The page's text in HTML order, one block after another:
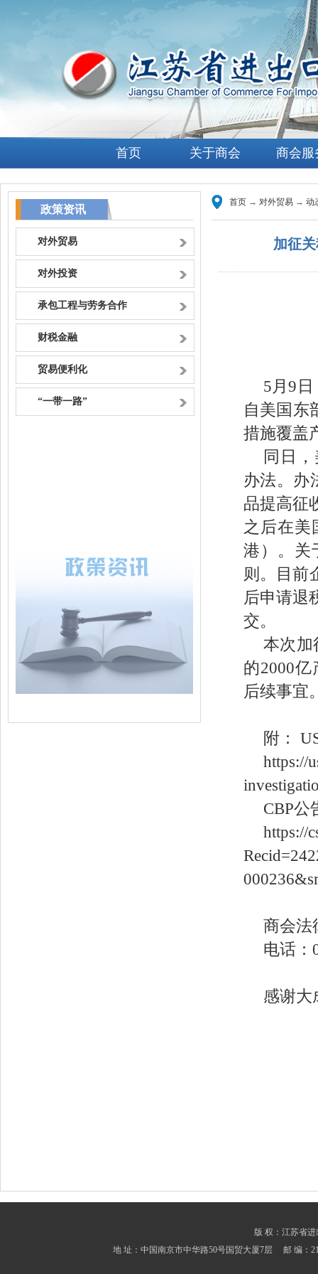
首页 关于商会 商会服
政策资讯
对外贸易
对外投资
承包工程与劳务合作
财税金融
贸易便利化
“一带一路”
首页 → 对外贸易 → 动
加征
5月9
自美国东
措施覆盖
同日
办法。办
品提高征
之后在美
港）。关
则。目前
后申请退
交。
本次加
的2000
后续事宜
附：
https://
CBP公
https://
商会法
电话：
感谢大
版 权：江苏省
地 址：中国南京市中华路50号国贸大厦7层 邮 编：